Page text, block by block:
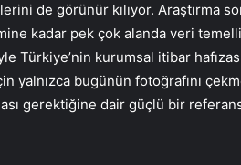
de görünür kılıyor. Araştırma
kadar pek çok alanda veri temelli
Türkiye’nin kurumsal itibar
yalnızca bugünün fotoğrafını
gerektiğine dair güçlü bir